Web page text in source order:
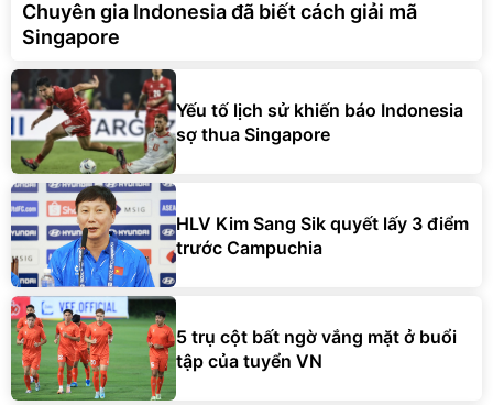
Chuyên gia Indonesia đã biết cách giải mã
Singapore
Yếu tố lịch sử khiến báo Indonesia
sợ thua Singapore
HLV Kim Sang Sik quyết lấy 3 điểm
trước Campuchia
5 trụ cột bất ngờ vắng mặt ở buổi
tập của tuyển VN